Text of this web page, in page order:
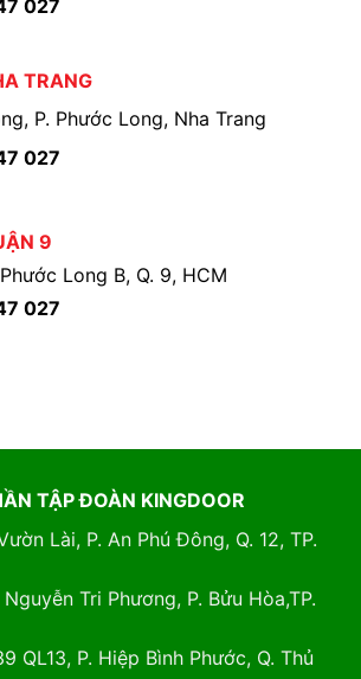
027
TRANG
P. Phước Long, Nha Trang
027
9
Long B, Q. 9, HCM
027
TẬP ĐOÀN KINGDOOR
Lài, P. An Phú Đông, Q. 12, TP.
Tri Phương, P. Bửu Hòa,TP.
QL13, P. Hiệp Bình Phước, Q. Thủ